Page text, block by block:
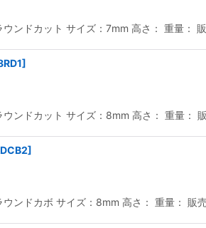
ンドカット サイズ：7mm 高さ： 重量：
]
ンドカット サイズ：8mm 高さ： 重量：
]
ンドカボ サイズ：8mm 高さ： 重量： 販